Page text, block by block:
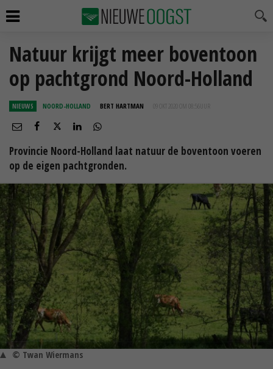
Natuur krijgt meer boventoon
op pachtgrond Noord-Holland
NIEUWS NOORD-HOLLAND BERT HARTMAN 09 OKT 2020 OM 08:56
Provincie Noord-Holland laat natuur de boventoon voeren
op de eigen pachtgronden.
© Twan Wiermans